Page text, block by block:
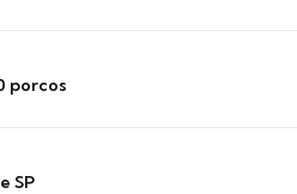
porcos
SP